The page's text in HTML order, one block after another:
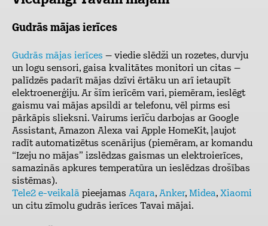
Gudrās mājas ierīces
Gudrās mājas ierīces – viedie slēdži un rozetes, durvju
un logu sensori, gaisa kvalitātes monitori un citas –
palīdzēs padarīt mājas dzīvi ērtāku un arī ietaupīt
elektroenerģiju. Ar šīm ierīcēm vari, piemēram, ieslēgt
gaismu vai mājas apsildi ar telefonu, vēl pirms esi
pārkāpis slieksni. Vairums ierīču darbojas ar Google
Assistant, Amazon Alexa vai Apple HomeKit, ļaujot
radīt automatizētus scenārijus (piemēram, ar komandu
“Izeju no mājas” izslēdzas gaismas un elektroierīces,
samazinās apkures temperatūra un ieslēdzas drošības
sistēmas).
Tele2 e-veikalā pieejamas Aqara, Anker, Midea, Xiaomi
un citu zīmolu gudrās ierīces Tavai mājai.